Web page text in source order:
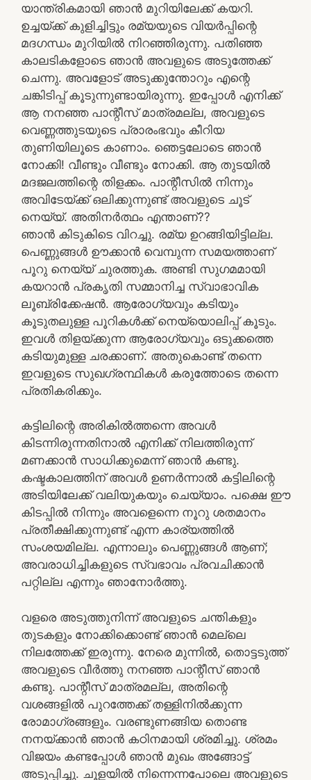
യാന്ത്രികമായി ഞാന്‍ മുറിയിലേക്ക് കയറി.
ഉച്ചയ്ക്ക് കുളിച്ചിട്ടും രമ്യയുടെ വിയര്‍പ്പിന്റെ
മദഗന്ധം മുറിയില്‍ നിറഞ്ഞിരുന്നു. പതിഞ്ഞ
കാലടികളോടെ ഞാന്‍ അവളുടെ അടുത്തേക്ക്
ചെന്നു. അവളോട്‌ അടുക്കുന്തോറും എന്റെ
ചങ്കിടിപ്പ് കൂടുന്നുണ്ടായിരുന്നു. ഇപ്പോള്‍ എനിക്ക്
ആ നനഞ്ഞ പാന്റീസ് മാത്രമല്ല, അവളുടെ
വെണ്ണത്തുടയുടെ പ്രാരംഭവും കീറിയ
തുണിയിലൂടെ കാണാം. ഞെട്ടലോടെ ഞാന്‍
നോക്കി! വീണ്ടും വീണ്ടും നോക്കി. ആ തുടയില്‍
മദജലത്തിന്റെ തിളക്കം. പാന്റീസില്‍ നിന്നും
അവിടേയ്ക്ക് ഒലിക്കുന്നുണ്ട് അവളുടെ ചൂട്
നെയ്യ്. അതിനര്‍ത്ഥം എന്താണ്??
ഞാന്‍ കിടുകിടെ വിറച്ചു. രമ്യ ഉറങ്ങിയിട്ടില്ല.
പെണ്ണുങ്ങള്‍ ഊക്കാന്‍ വെമ്പുന്ന സമയത്താണ്
പൂറു നെയ്യ് ചുരത്തുക. അണ്ടി സുഗമമായി
കയറാന്‍ പ്രകൃതി സമ്മാനിച്ച സ്വാഭാവിക
ലൂബ്രിക്കേഷന്‍. ആരോഗ്യവും കടിയും
കൂടുതലുള്ള പൂറികള്‍ക്ക് നെയ്യൊലിപ്പ് കൂടും.
ഇവള്‍ തിളയ്ക്കുന്ന ആരോഗ്യവും ഒടുക്കത്തെ
കടിയുമുള്ള ചരക്കാണ്. അതുകൊണ്ട് തന്നെ
ഇവളുടെ സുഖഗ്രന്ഥികള്‍ കരുത്തോടെ തന്നെ
പ്രതികരിക്കും.
കട്ടിലിന്റെ അരികില്‍ത്തന്നെ അവള്‍
കിടന്നിരുന്നതിനാല്‍ എനിക്ക് നിലത്തിരുന്ന്
മണക്കാന്‍ സാധിക്കുമെന്ന് ഞാന്‍ കണ്ടു.
കഷ്ടകാലത്തിന് അവള്‍ ഉണര്‍ന്നാല്‍ കട്ടിലിന്റെ
അടിയിലേക്ക് വലിയുകയും ചെയ്യാം. പക്ഷെ ഈ
കിടപ്പില്‍ നിന്നും അവളെന്നെ നൂറു ശതമാനം
പ്രതീക്ഷിക്കുന്നുണ്ട് എന്ന കാര്യത്തില്‍
സംശയമില്ല. എന്നാലും പെണ്ണുങ്ങള്‍ ആണ്;
അവരാധിച്ചികളുടെ സ്വഭാവം പ്രവചിക്കാന്‍
പറ്റില്ല എന്നും ഞാനോര്‍ത്തു.
വളരെ അടുത്തുനിന്ന് അവളുടെ ചന്തികളും
തുടകളും നോക്കിക്കൊണ്ട് ഞാന്‍ മെല്ലെ
നിലത്തേക്ക് ഇരുന്നു. നേരെ മുന്നില്‍, തൊട്ടടുത്ത്
അവളുടെ വീര്‍ത്തു നനഞ്ഞ പാന്റീസ് ഞാന്‍
കണ്ടു. പാന്റീസ് മാത്രമല്ല, അതിന്റെ
വശങ്ങളില്‍ പുറത്തേക്ക് തള്ളിനില്‍ക്കുന്ന
രോമാഗ്രങ്ങളും. വരണ്ടുണങ്ങിയ തൊണ്ട
നനയ്ക്കാന്‍ ഞാന്‍ കഠിനമായി ശ്രമിച്ചു. ശ്രമം
വിജയം കണ്ടപ്പോള്‍ ഞാന്‍ മുഖം അങ്ങോട്ട്‌
അടുപ്പിച്ചു. ചൂളയില്‍ നിന്നെന്നപോലെ അവളുടെ